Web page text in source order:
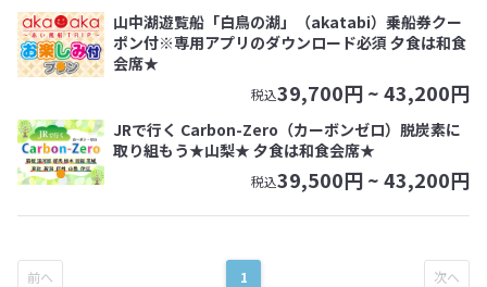
山中湖遊覧船「白鳥の湖」（akatabi）乗船券クー
ポン付※専用アプリのダウンロード必須 夕食は和食
会席★
税込39,700円 ~43,200円
JRで行く Carbon-Zero（カーボンゼロ）脱炭素に
取り組もう★山梨★ 夕食は和食会席★
税込39,500円 ~43,200円
1